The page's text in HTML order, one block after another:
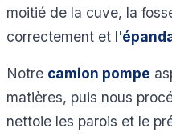
moitié de la cuve, la
correctement et l'
Notre camion pompe
matières, puis nous
nettoie les parois et le